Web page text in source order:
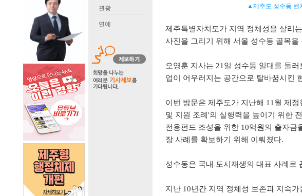
관광
연예
▲제주도 성수동 벤
제주특별자치도가 지역 정체성을 살리
사진을 그리기 위해 서울 성수동 골목을
오영훈 지사는 21 일 성수동 일대를 둘
업이 어우러지는 공간으로 탈바꿈시킨
이번 방문은 제주도가 지난해 11 월 제정
및 지원 조례 '의 실행력을 높이기 위한
전용펀드 조성을 위한 10억원의 출자금
장 사례를 확보하기 위해 이뤄졌다.
성수동은 국내 도시재생의 대표 사례로
지난 10년간 지역 정체성 보존과 지속